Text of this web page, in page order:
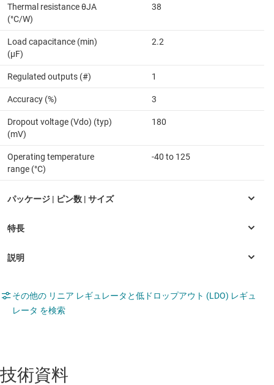
Thermal resistance θJA
(°C/W)
38
Load capacitance (min)
(µF)
2.2
Regulated outputs (#) 1
Accuracy (%) 3
Dropout voltage (Vdo) (typ)
(mV)
180
Operating temperature
range (°C)
-40 to 125
その他の リニア レギュレータと低ドロップアウト (LDO) レギュ
レータ を検索
技術資料